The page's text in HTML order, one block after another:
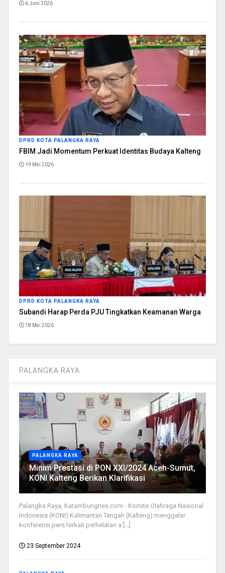
6 Juni 2026
DPRD KOTA PALANGKA RAYA
FBIM Jadi Momentum Perkuat Identitas Budaya Kalteng
19 Mei 2026
DPRD KOTA PALANGKA RAYA
Subandi Harap Perda PJU Tingkatkan Keamanan Warga
18 Mei 2026
PALANGKA RAYA
PALANGKA RAYA
Minim Prestasi di PON XXI/2024 Aceh-Sumut,
KONI Kalteng Berikan Klarifikasi
Palangka Raya, Katambungnes.com - Komite Olahraga Nasional
Indonesia (KONI) Kalimantan Tengah (Kalteng) menggelar
konferensi pers terkait perhelatan a [...]
23 September 2024